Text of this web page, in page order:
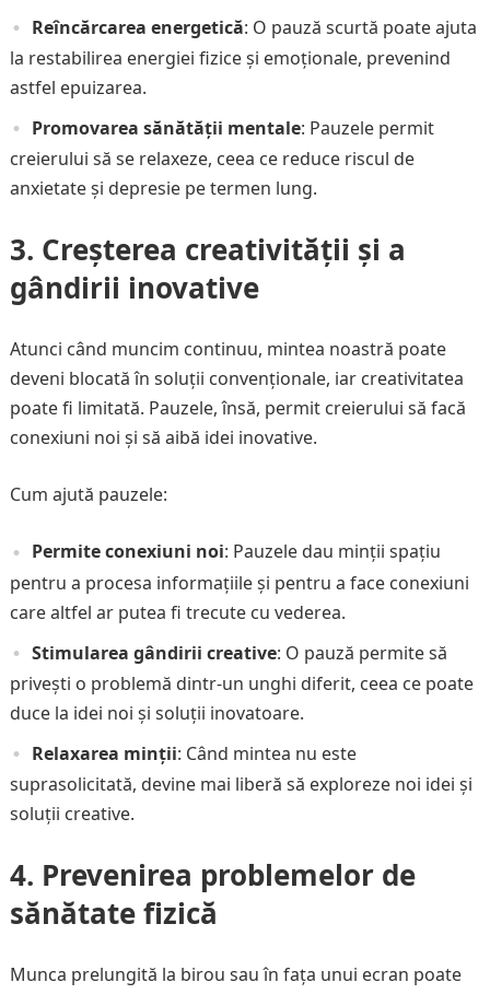
Reîncărcarea energetică: O pauză scurtă poate ajuta
la restabilirea energiei fizice și emoționale, prevenind
astfel epuizarea.
Promovarea sănătății mentale: Pauzele permit
creierului să se relaxeze, ceea ce reduce riscul de
anxietate și depresie pe termen lung.
3. Creșterea creativității și a
gândirii inovative
Atunci când muncim continuu, mintea noastră poate
deveni blocată în soluții convenționale, iar creativitatea
poate fi limitată. Pauzele, însă, permit creierului să facă
conexiuni noi și să aibă idei inovative.
Cum ajută pauzele:
Permite conexiuni noi: Pauzele dau minții spațiu
pentru a procesa informațiile și pentru a face conexiuni
care altfel ar putea fi trecute cu vederea.
Stimularea gândirii creative: O pauză permite să
privești o problemă dintr-un unghi diferit, ceea ce poate
duce la idei noi și soluții inovatoare.
Relaxarea minții: Când mintea nu este
suprasolicitată, devine mai liberă să exploreze noi idei și
soluții creative.
4. Prevenirea problemelor de
sănătate fizică
Munca prelungită la birou sau în fața unui ecran poate